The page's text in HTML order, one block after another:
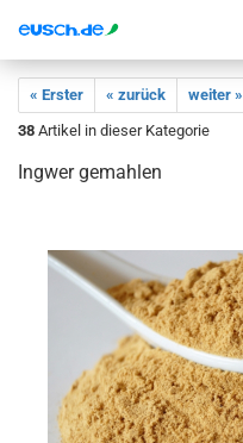
« Erster « zurück weiter »
38 Artikel in dieser Kategorie
Ingwer gemahlen